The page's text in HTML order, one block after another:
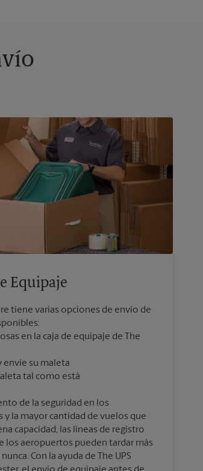
Equipaje
tiene varias opciones de envío de
en la caja de equipaje de The
envíe su maleta
de la seguridad en los
y la mayor cantidad de vuelos que
capacidad, las líneas de registro
los aeropuertos pueden tardar más
Con la ayuda de The UPS